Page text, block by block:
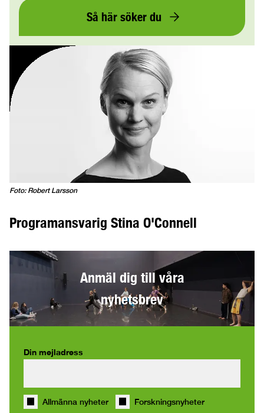
Så här söker du
Foto: Robert Larsson
Programansvarig Stina O'Connell
Anmäl dig till våra
nyhetsbrev
Din mejladress
Allmänna nyheter Forskningsnyheter